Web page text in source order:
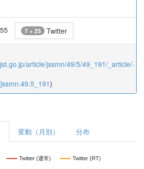
7 + 25 Twitter
article/jssmn/49/5/49_191/_article/-
)
変動（月別） 分布
Twitter (通常) Twitter (RT)